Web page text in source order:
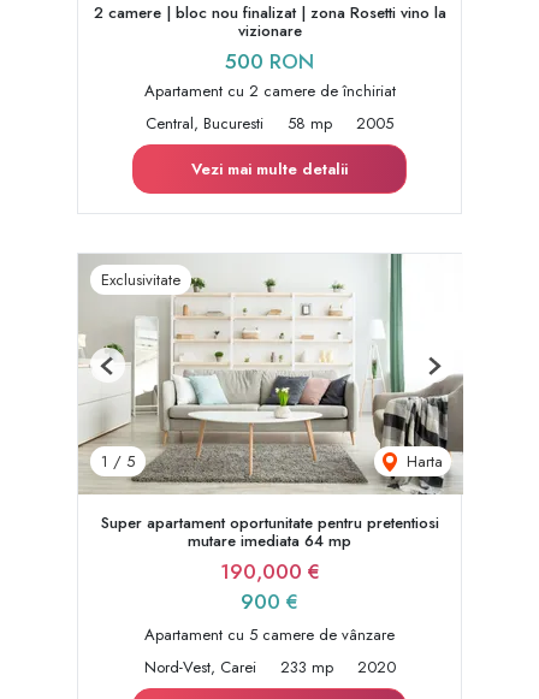
2 camere | bloc nou finalizat | zona Rosetti vino la
vizionare
500 RON
Apartament cu 2 camere de închiriat
Central, Bucuresti
58 mp
2005
Vezi mai multe detalii
Exclusivitate
1 / 5 Harta
Previous Next
Super apartament oportunitate pentru pretentiosi
mutare imediata 64 mp
190,000 €
900 €
Apartament cu 5 camere de vânzare
Nord-Vest, Carei
233 mp
2020